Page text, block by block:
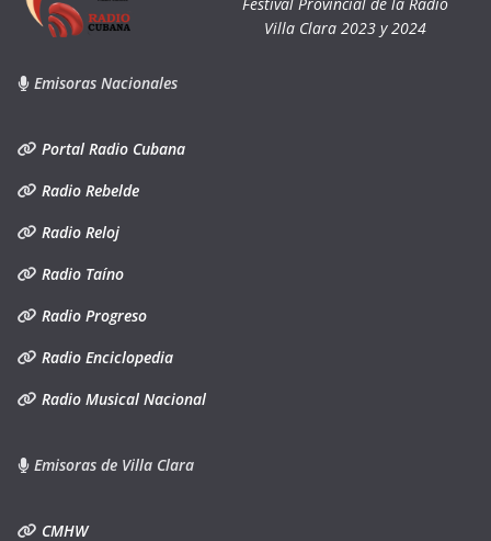
Festival Provincial de la Radio
Villa Clara 2023 y 2024
Emisoras Nacionales
Portal Radio Cubana
Radio Rebelde
Radio Reloj
Radio Taíno
Radio Progreso
Radio Enciclopedia
Radio Musical Nacional
Emisoras de Villa Clara
CMHW